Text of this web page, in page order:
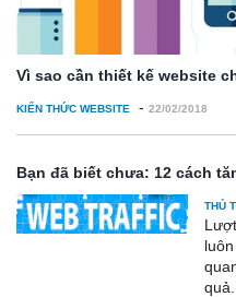
Vì sao cần thiết kế website
KIẾN THỨC WEBSITE - 22/02/2018
Bạn đã biết chưa: 12 cách
THỦ
quả.